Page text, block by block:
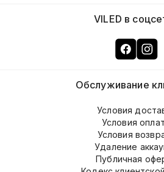
Обслуживание
Условия
Условия
Условия
Удаление
Публичная
VILED в